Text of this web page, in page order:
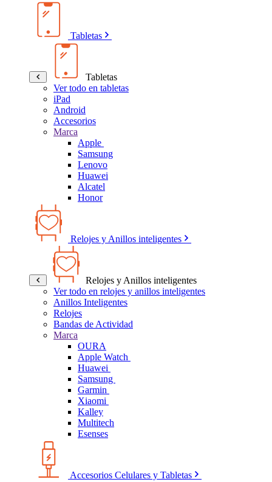
Tabletas
Tabletas
Ver todo en tabletas
iPad
Android
Accesorios
Marca
Apple
Samsung
Lenovo
Huawei
Alcatel
Honor
Relojes y Anillos inteligentes
Relojes y Anillos inteligentes
Ver todo en relojes y anillos inteligentes
Anillos Inteligentes
Relojes
Bandas de Actividad
Marca
OURA
Apple Watch
Huawei
Samsung
Garmin
Xiaomi
Kalley
Multitech
Esenses
Accesorios Celulares y Tabletas